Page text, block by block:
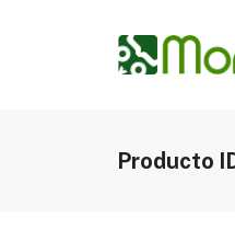
Producto